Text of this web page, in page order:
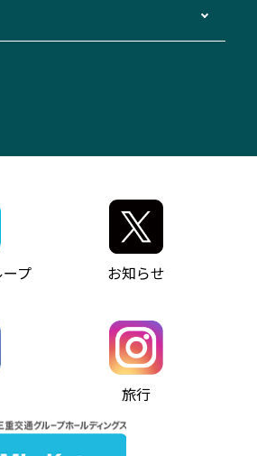
バスCANばす
ン」（三重大学病院直通バ
ッピングバス（鈴鹿管内）
化
通広告
のお願い
金城ふ頭駅～中部国際空港
案内
約
運行管理
ション三重交通バスセット
ズ
報一覧
ィア運用ポリシー
利用にあたって
this Website
プ
お知らせ
旅行